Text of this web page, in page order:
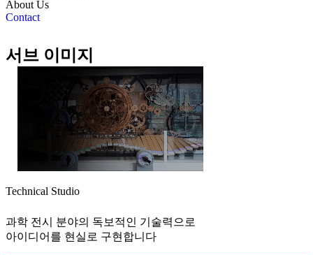
About Us
Contact
서브 이미지
Technical Studio
과학 전시 분야의 독보적인 기술력으로
아이디어를 현실로 구현합니다